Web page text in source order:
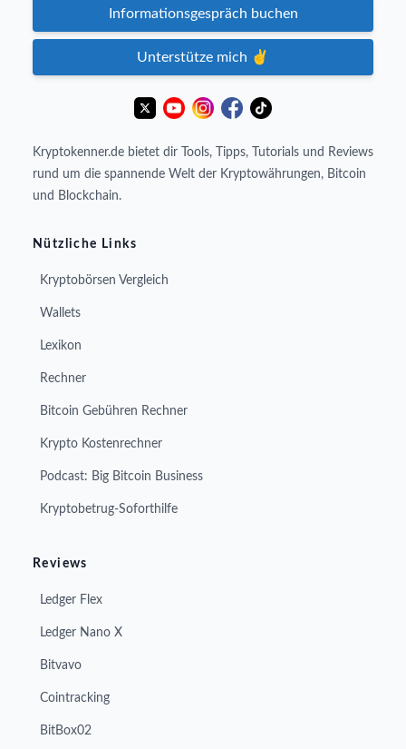
Informationsgespräch buchen
Unterstütze mich ✌️
Kryptokenner.de bietet dir Tools, Tipps, Tutorials und Reviews
rund um die spannende Welt der Kryptowährungen, Bitcoin
und Blockchain.
Nützliche Links
Kryptobörsen Vergleich
Wallets
Lexikon
Rechner
Bitcoin Gebühren Rechner
Krypto Kostenrechner
Podcast: Big Bitcoin Business
Kryptobetrug-Soforthilfe
Reviews
Ledger Flex
Ledger Nano X
Bitvavo
Cointracking
BitBox02